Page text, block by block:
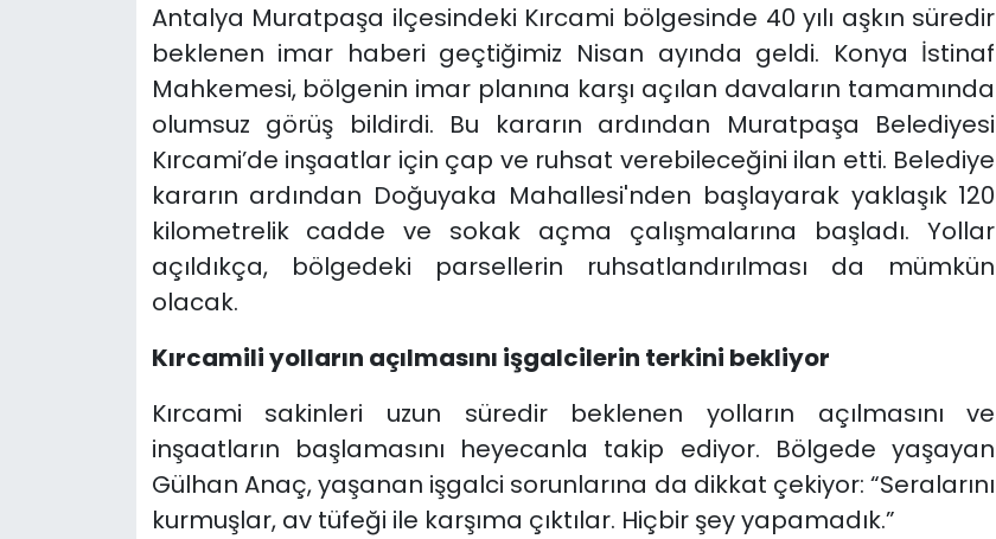
Antalya Muratpaşa ilçesindeki Kırcami bölgesinde 40 yılı aşkın süredir
beklenen imar haberi geçtiğimiz Nisan ayında geldi. Konya İstinaf
Mahkemesi, bölgenin imar planına karşı açılan davaların tamamında
olumsuz görüş bildirdi. Bu kararın ardından Muratpaşa Belediyesi
Kırcami’de inşaatlar için çap ve ruhsat verebileceğini ilan etti. Belediye
kararın ardından Doğuyaka Mahallesi'nden başlayarak yaklaşık 120
kilometrelik cadde ve sokak açma çalışmalarına başladı. Yollar
açıldıkça, bölgedeki parsellerin ruhsatlandırılması da mümkün
olacak.
Kırcamili yolların açılmasını işgalcilerin terkini bekliyor
Kırcami sakinleri uzun süredir beklenen yolların açılmasını ve
inşaatların başlamasını heyecanla takip ediyor. Bölgede yaşayan
Gülhan Anaç, yaşanan işgalci sorunlarına da dikkat çekiyor: “Seralarını
kurmuşlar, av tüfeği ile karşıma çıktılar. Hiçbir şey yapamadık.”